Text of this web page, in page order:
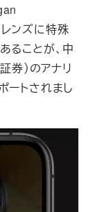
ンズに特殊
ることが、中
券）のアナリ
ートされまし